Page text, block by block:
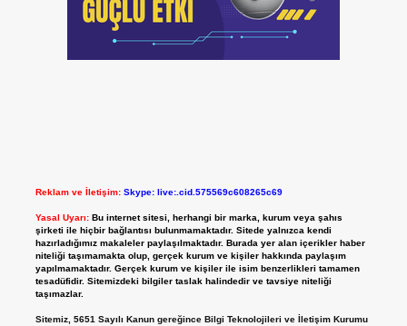
Reklam ve İletişim: Skype: live:.cid.575569c608265c69
Yasal Uyarı: Bu internet sitesi, herhangi bir marka, kurum veya şahıs
şirketi ile hiçbir bağlantısı bulunmamaktadır. Sitede yalnızca kendi
hazırladığımız makaleler paylaşılmaktadır. Burada yer alan içerikler haber
niteliği taşımamakta olup, gerçek kurum ve kişiler hakkında paylaşım
yapılmamaktadır. Gerçek kurum ve kişiler ile isim benzerlikleri tamamen
tesadüfidir. Sitemizdeki bilgiler taslak halindedir ve tavsiye niteliği
taşımazlar.
Sitemiz, 5651 Sayılı Kanun gereğince Bilgi Teknolojileri ve İletişim Kurumu